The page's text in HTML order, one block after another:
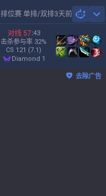
排位赛 单排/双排3天前
对线 57:43
击杀参与率 32%
CS 121 (7.1)
diamond 1
去除广告